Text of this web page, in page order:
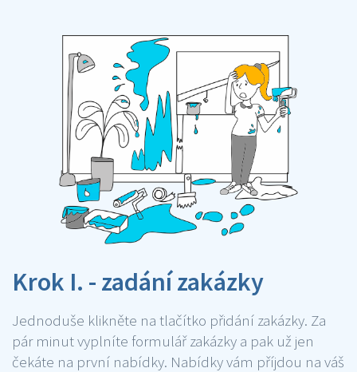
Krok I. - zadání zakázky
Jednoduše klikněte na tlačítko přidání zakázky. Za
pár minut vyplníte formulář zakázky a pak už jen
čekáte na první nabídky. Nabídky vám příjdou na váš